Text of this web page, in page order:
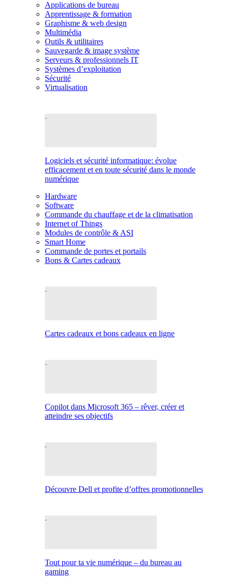
Applications de bureau
Apprentissage & formation
Graphisme & web design
Multimédia
Outils & utilitaires
Sauvegarde & image système
Serveurs & professionnels IT
Systèmes d’exploitation
Sécurité
Virtualisation
Logiciels et sécurité informatique: évolue
efficacement et en toute sécurité dans le monde
numérique
Hardware
Software
Commande du chauffage et de la climatisation
Internet of Things
Modules de contrôle & ASI
Smart Home
Commande de portes et portails
Bons & Cartes cadeaux
Cartes cadeaux et bons cadeaux en ligne
Copilot dans Microsoft 365 – rêver, créer et
atteindre ses objectifs
Découvre Dell et profite d’offres promotionnelles
Tout pour ta vie numérique – du bureau au
gaming